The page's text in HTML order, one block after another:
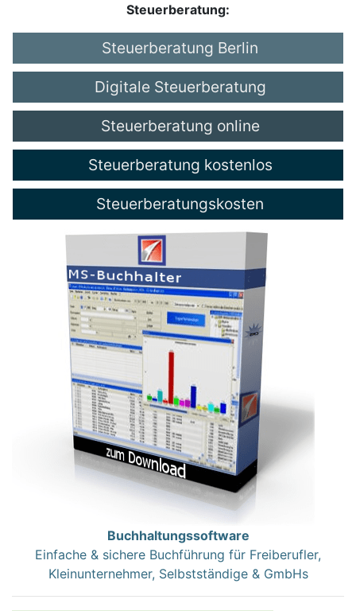
Steuerberatung:
Steuerberatung Berlin
Digitale Steuerberatung
Steuerberatung online
Steuerberatung kostenlos
Steuerberatungskosten
Buchhaltungssoftware
Einfache & sichere Buchführung für Freiberufler,
Kleinunternehmer, Selbstständige & GmbHs